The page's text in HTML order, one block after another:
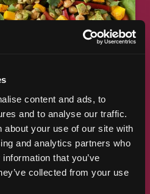
content and ads, to
and to analyse our traffic.
about your use of our site with
and analytics partners who
that you’ve
collected from your use
DE LAS FRUTAS
por sí solas,
especias eleva su sabor a